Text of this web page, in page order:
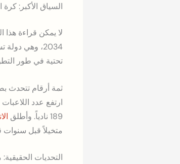
السياق الأكبر: كرة
2034، وهي
تحتية في طور
ثمة أرقام تتحدث
ارتفع عدد
189 نادياً. وأطلق
متخيلاً قبل
التحديات